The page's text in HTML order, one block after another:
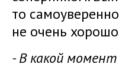
то
не очень
- В какой момент